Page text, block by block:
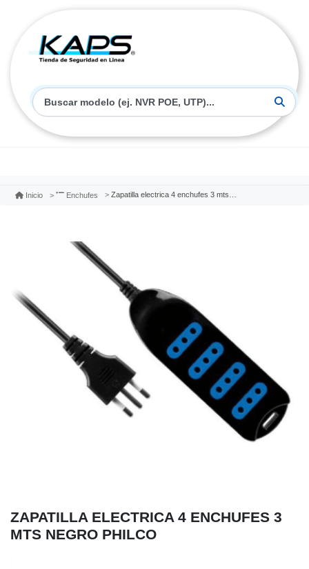
Inicio Enchufes Zapatilla electrica 4 enchufes 3 mts negro philco
ZAPATILLA ELECTRICA 4 ENCHUFES 3
MTS NEGRO PHILCO